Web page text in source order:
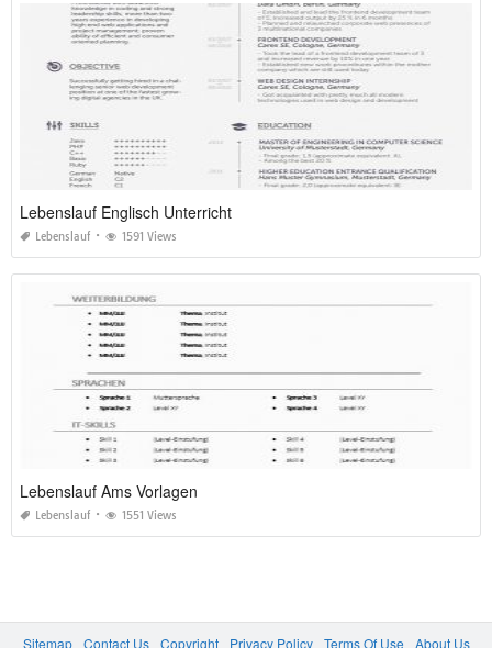
Lebenslauf Englisch Unterricht
Lebenslauf 1591 Views
Lebenslauf Ams Vorlagen
Lebenslauf 1551 Views
Sitemap Contact Us Copyright Privacy Policy Terms Of Use About Us